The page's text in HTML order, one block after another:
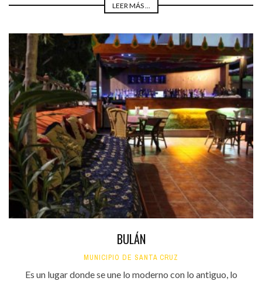
LEER MÁS ...
BULÁN
MUNICIPIO DE SANTA CRUZ
Es un lugar donde se une lo moderno con lo antiguo, lo